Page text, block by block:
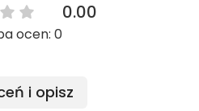
0.00
ocen: 0
i opisz